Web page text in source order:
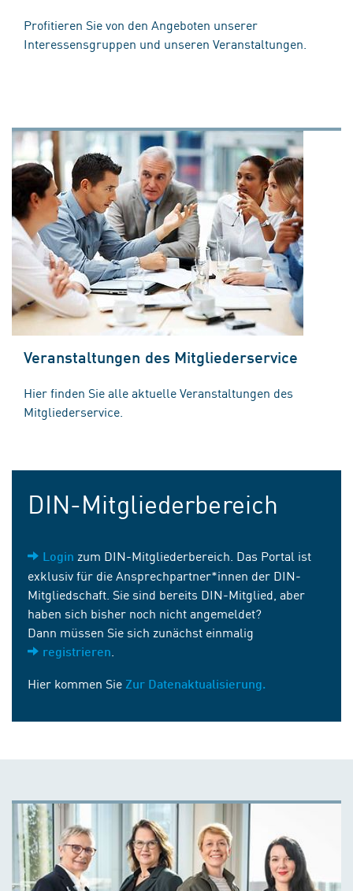
Profitieren Sie von den Angeboten unserer
Interessensgruppen und unseren Veranstaltungen.
Veranstaltungen des Mitgliederservice
Hier finden Sie alle aktuelle Veranstaltungen des
Mitgliederservice.
DIN-Mitgliederbereich
Login zum DIN-Mitgliederbereich. Das Portal ist
exklusiv für die Ansprechpartner*innen der DIN-
Mitgliedschaft. Sie sind bereits DIN-Mitglied, aber
haben sich bisher noch nicht angemeldet?
Dann müssen Sie sich zunächst einmalig
registrieren
Hier kommen Sie Zur Datenaktualisierung.